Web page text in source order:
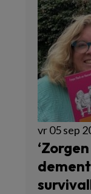
vr 05 sep